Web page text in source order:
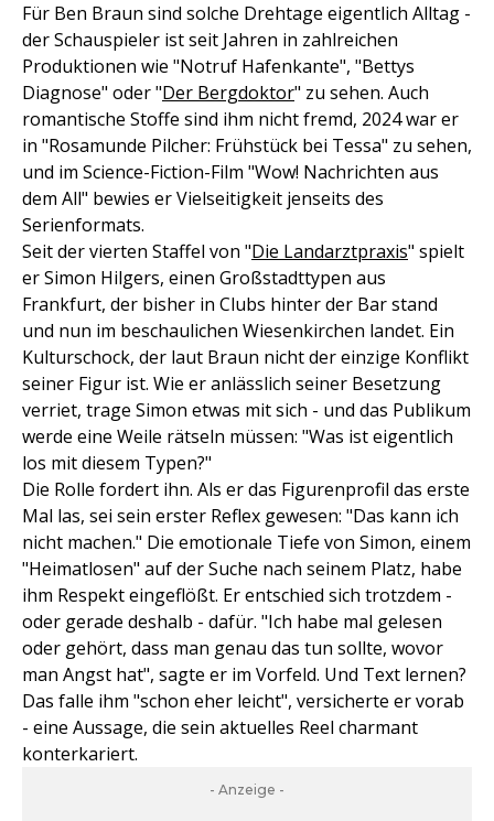
Für Ben Braun sind solche Drehtage eigentlich Alltag -
der Schauspieler ist seit Jahren in zahlreichen
Produktionen wie "Notruf Hafenkante", "Bettys
Diagnose" oder "Der Bergdoktor" zu sehen. Auch
romantische Stoffe sind ihm nicht fremd, 2024 war er
in "Rosamunde Pilcher: Frühstück bei Tessa" zu sehen,
und im Science-Fiction-Film "Wow! Nachrichten aus
dem All" bewies er Vielseitigkeit jenseits des
Serienformats.
Seit der vierten Staffel von "Die Landarztpraxis" spielt
er Simon Hilgers, einen Großstadttypen aus
Frankfurt, der bisher in Clubs hinter der Bar stand
und nun im beschaulichen Wiesenkirchen landet. Ein
Kulturschock, der laut Braun nicht der einzige Konflikt
seiner Figur ist. Wie er anlässlich seiner Besetzung
verriet, trage Simon etwas mit sich - und das Publikum
werde eine Weile rätseln müssen: "Was ist eigentlich
los mit diesem Typen?"
Die Rolle fordert ihn. Als er das Figurenprofil das erste
Mal las, sei sein erster Reflex gewesen: "Das kann ich
nicht machen." Die emotionale Tiefe von Simon, einem
"Heimatlosen" auf der Suche nach seinem Platz, habe
ihm Respekt eingeflößt. Er entschied sich trotzdem -
oder gerade deshalb - dafür. "Ich habe mal gelesen
oder gehört, dass man genau das tun sollte, wovor
man Angst hat", sagte er im Vorfeld. Und Text lernen?
Das falle ihm "schon eher leicht", versicherte er vorab
- eine Aussage, die sein aktuelles Reel charmant
konterkariert.
- Anzeige -